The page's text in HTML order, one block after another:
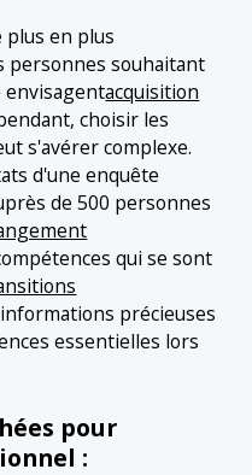
plus en plus
personnes souhaitant
envisagentacquisition
choisir les
s'avérer complexe.
d'une enquête
de 500 personnes
qui se sont
précieuses
essentielles lors
pour
: